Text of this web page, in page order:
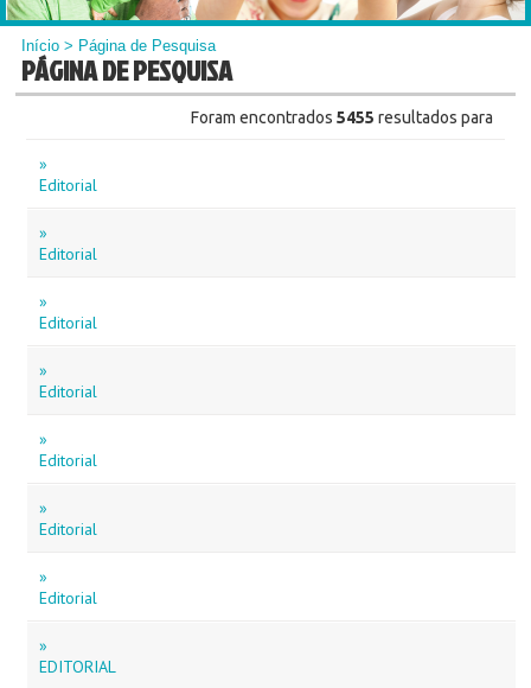
Início > Página de Pesquisa
PÁGINA DE PESQUISA
Foram encontrados 5455resultados para
»
Editorial
»
Editorial
»
Editorial
»
Editorial
»
Editorial
»
Editorial
»
Editorial
»
EDITORIAL